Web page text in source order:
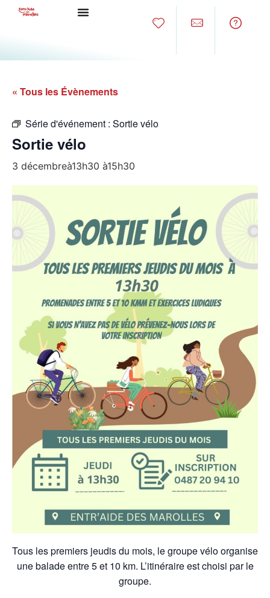
« Tous les Évènements
Série d'événement : Sortie vélo
Sortie vélo
3 décembreà13h30 à15h30
Tous les premiers jeudis du mois, le groupe vélo organise
une balade entre 5 et 10 km. L’itinéraire est choisi par le
groupe.